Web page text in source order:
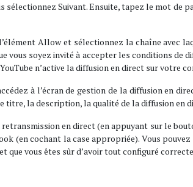
Suivant. Ensuite, tapez le mot de
Allow et sélectionnez la chaîne avec
vous soyez invité à accepter les conditions de
n’active la diffusion en direct sur votre
à l’écran de gestion de la diffusion en
la description, la qualité de la diffusion en
en direct (en appuyant sur le
(en cochant la case appropriée). Vous
que vous êtes sûr d’avoir tout configuré